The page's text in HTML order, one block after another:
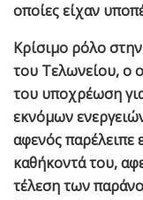
οποίες είχαν
Κρίσιμο ρόλο
του Τελωνείου, ο
του υποχρέωση
εκνόμων
αφενός παρέλειπε
καθήκοντά του,
τέλεση των